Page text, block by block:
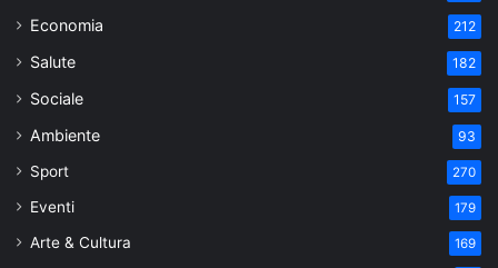
Economia 212
Salute 182
Sociale 157
Ambiente 93
Sport 270
Eventi 179
Arte & Cultura 169